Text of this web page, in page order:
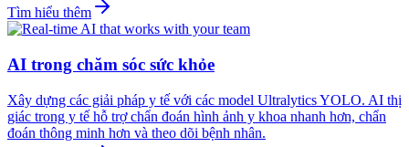
Tìm hiểu thêm
AI trong chăm sóc sức khỏe
Xây dựng các giải pháp y tế với các model Ultralytics YOLO. AI thị
giác trong y tế hỗ trợ chẩn đoán hình ảnh y khoa nhanh hơn, chẩn
đoán thông minh hơn và theo dõi bệnh nhân.